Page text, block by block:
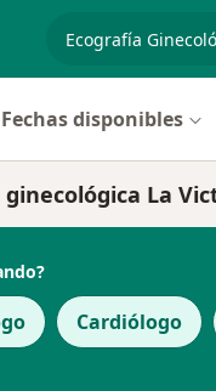
especialidad,
Fechas disponibles
La
Cardiólogo